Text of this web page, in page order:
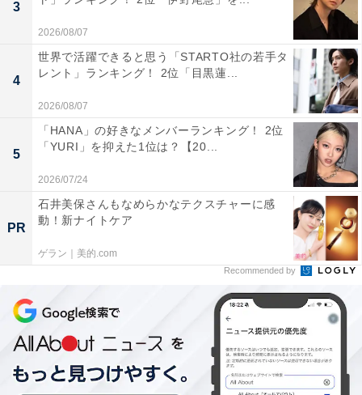
同率2位：南アルプス市／44票
同じく同率2位となった南アルプス市は、その名の通り
南アルプスの麓に広がる果樹地帯の街です。サクランボ
や桃、ブドウなどのフルーツ栽培が盛んで、季節ごとの
味覚を身近に楽しめるのが魅力。温泉を楽しめる施設も
あり、雄大な山々に囲まれた環境のなかで、ゆったりと
3
2026/08/07
4
世界で活躍できると思う「STARTO社の若手タ
レント」ランキング！ 2位「目黒蓮...
2026/08/07
5
「HANA」の好きなメンバーランキング！ 2位
「YURI」を抑えた1位は？【20...
2026/07/24
PR
石井美保さんもなめらかなテクスチャーに感
動！新ナイトケア
ゲラン｜美的.com
Recommended by